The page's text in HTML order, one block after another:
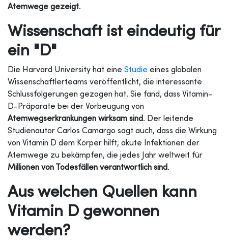
Atemwege gezeigt.
Wissenschaft ist eindeutig für
ein "D"
Die Harvard University hat eine Studie eines globalen
Wissenschaftlerteams veröffentlicht, die interessante
Schlussfolgerungen gezogen hat. Sie fand, dass Vitamin-
D-Präparate bei der Vorbeugung von
Atemwegserkrankungen wirksam sind. Der leitende
Studienautor Carlos Camargo sagt auch, dass die Wirkung
von Vitamin D dem Körper hilft, akute Infektionen der
Atemwege zu bekämpfen, die jedes Jahr weltweit für
Millionen von Todesfällen verantwortlich sind.
Aus welchen Quellen kann
Vitamin D gewonnen
werden?